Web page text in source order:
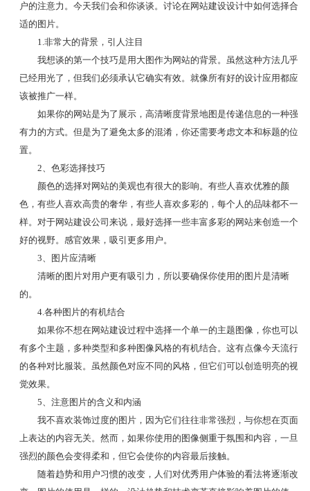
户的注意力。今天我们会和你谈谈。讨论在网站建设设计中如何选择合
适的图片。
1.非常大的背景，引人注目
我想谈的第一个技巧是用大图作为网站的背景。虽然这种方法几乎
已经用光了，但我们必须承认它确实有效。就像所有好的设计应用都应
该被推广一样。
如果你的网站是为了展示，高清晰度背景地图是传递信息的一种强
有力的方式。但是为了避免太多的混淆，你还需要考虑文本和标题的位
置。
2、色彩选择技巧
颜色的选择对网站的美观也有很大的影响。有些人喜欢优雅的颜
色，有些人喜欢高贵的奢华，有些人喜欢多彩的，每个人的品味都不一
样。对于网站建设公司来说，最好选择一些丰富多彩的网站来创造一个
好的视野。感官效果，吸引更多用户。
3、图片应清晰
清晰的图片对用户更有吸引力，所以要确保你使用的图片是清晰
的。
4.各种图片的有机结合
如果你不想在网站建设过程中选择一个单一的主题图像，你也可以
有多个主题，多种类型和多种图像风格的有机结合。这有点像今天流行
的各种对比服装。虽然颜色对应不同的风格，但它们可以创造明亮的视
觉效果。
5、注意图片的含义和内涵
我不喜欢装饰过度的图片，因为它们往往非常强烈，与你想在页面
上表达的内容无关。然而，如果你使用的图像侧重于氛围和内容，一旦
强烈的颜色会变得柔和，但它会使你的内容最后接触。
随着趋势和用户习惯的改变，人们对优秀用户体验的看法将逐渐改